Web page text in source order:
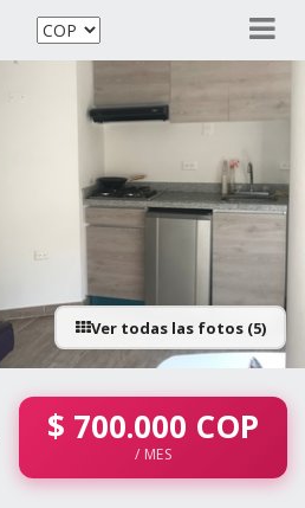
Ver todas las fotos (5)
$ 700.000 COP
/ MES